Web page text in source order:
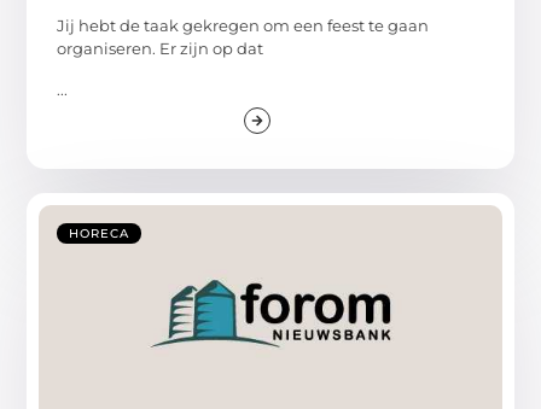
Jij hebt de taak gekregen om een feest te gaan
organiseren. Er zijn op dat
...
HORECA